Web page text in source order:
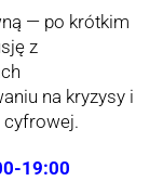
— po krótkim
z
na kryzysy i
cyfrowej.
19:00